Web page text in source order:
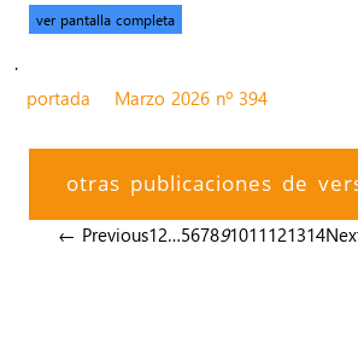
ver pantalla completa
.
portada
Marzo 2026 nº 394
otras publicaciones de
← Previous12…567891011121314